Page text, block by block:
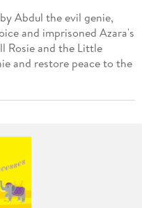
Abdul the evil genie,
and imprisoned Azara's
Rosie and the Little
and restore peace to the